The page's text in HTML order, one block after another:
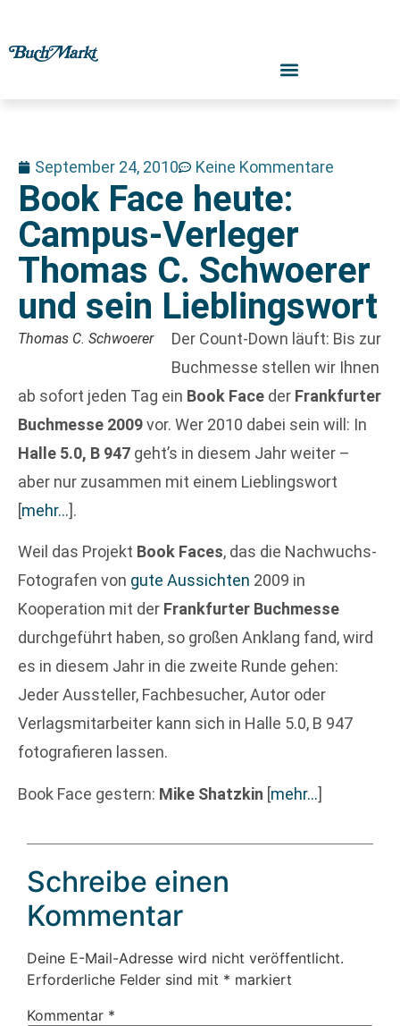
September 24, 2010 Keine Kommentare
Book Face heute:
Campus-Verleger
Thomas C. Schwoerer
und sein Lieblingswort
Thomas C. Schwoerer
Der Count-Down läuft: Bis zur
Buchmesse stellen wir Ihnen
ab sofort jeden Tag ein Book Face der Frankfurter
Buchmesse 2009vor. Wer 2010 dabei sein will: In
Halle 5.0, B 947 geht’s in diesem Jahr weiter –
aber nur zusammen mit einem Lieblingswort
[mehr…].
Weil das Projekt Book Faces, das die Nachwuchs-
Fotografen von gute Aussichten 2009 in
Kooperation mit der Frankfurter Buchmesse
durchgeführt haben, so großen Anklang fand, wird
es in diesem Jahr in die zweite Runde gehen:
Jeder Aussteller, Fachbesucher, Autor oder
Verlagsmitarbeiter kann sich in Halle 5.0, B 947
fotografieren lassen.
Book Face gestern: Mike Shatzkin [mehr…]
Schreibe einen
Kommentar
Deine E-Mail-Adresse wird nicht veröffentlicht.
Erforderliche Felder sind mit * markiert
Kommentar *